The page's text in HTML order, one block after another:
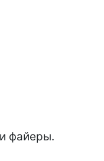
файеры.